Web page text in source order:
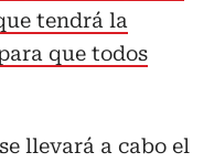
tendrá la
que todos
llevará a cabo el